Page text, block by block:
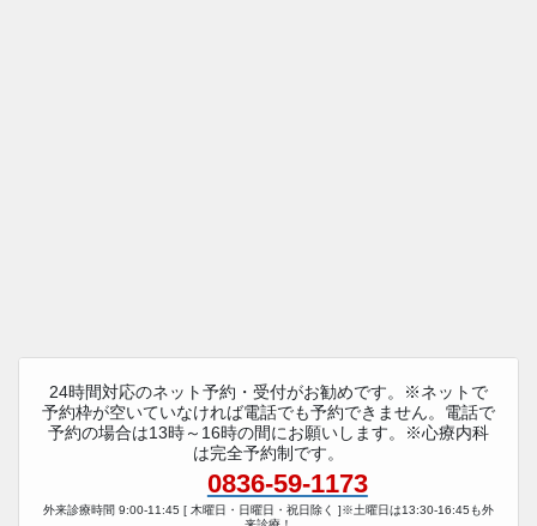
24時間対応のネット予約・受付がお勧めです。※ネットで
予約枠が空いていなければ電話でも予約できません。電話で
予約の場合は13時～16時の間にお願いします。※心療内科
は完全予約制です。
0836-59-1173
外来診療時間 9:00-11:45 [ 木曜日・日曜日・祝日除く ]※土曜日は13:30-16:45も外